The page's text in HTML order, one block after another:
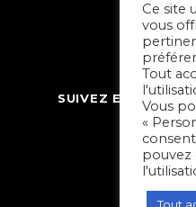
SUIVEZ ET
Ce site
vous
Tout
Vous
«
pouvez